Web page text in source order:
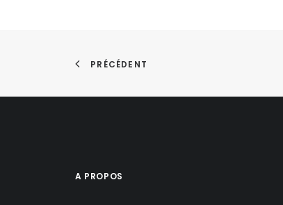
PRÉCÉDENT
A PROPOS